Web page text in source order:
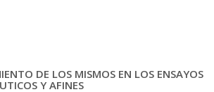
DE LOS MISMOS EN LOS ENSAYOS
Y AFINES